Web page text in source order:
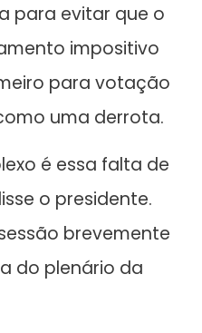
para evitar que o
impositivo
para votação
uma derrota.
é essa falta de
o presidente.
brevemente
do plenário da